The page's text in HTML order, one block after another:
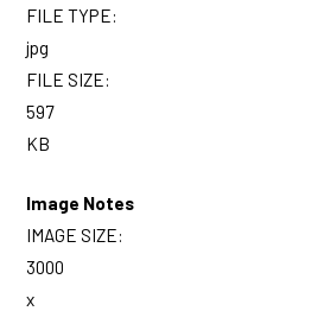
FILE TYPE:
jpg
FILE SIZE:
597
KB
Image Notes
IMAGE SIZE:
3000
x